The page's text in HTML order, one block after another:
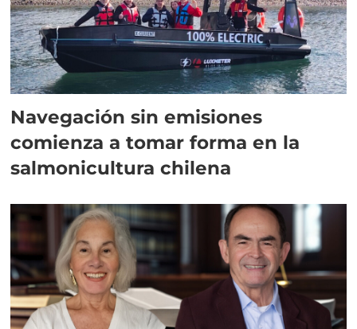
Navegación sin emisiones
comienza a tomar forma en la
salmonicultura chilena